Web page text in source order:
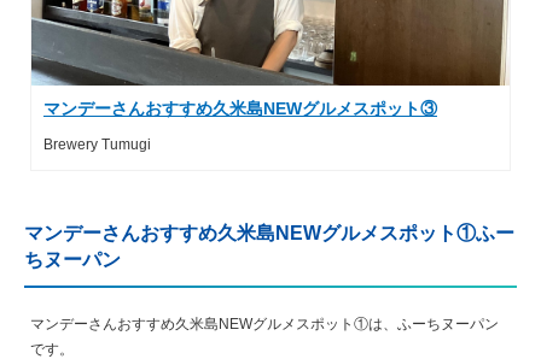
マンデーさんおすすめ久米島NEWグルメスポット③
Brewery Tumugi
マンデーさんおすすめ久米島NEWグルメスポット①ふー
ちヌーパン
マンデーさんおすすめ久米島NEWグルメスポット①は、ふーちヌーパン
です。